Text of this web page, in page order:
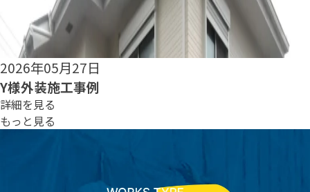
2026年05月25日
S様外装施工事例
詳細を見る
もっと見る